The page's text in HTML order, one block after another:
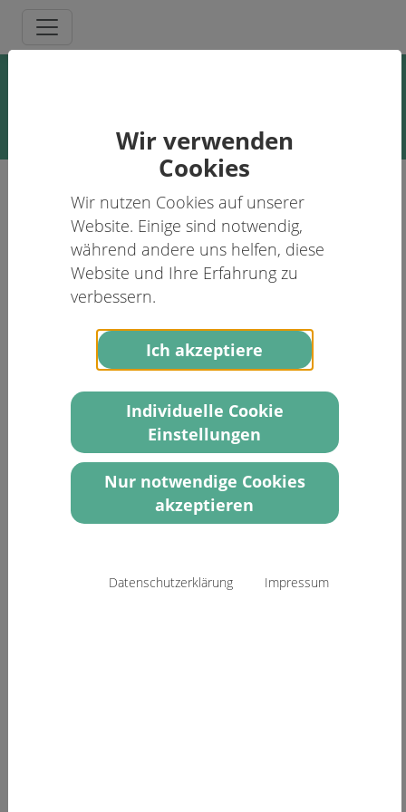
Wir verwenden
Cookies
Wir nutzen Cookies auf unserer
Website. Einige sind notwendig,
während andere uns helfen, diese
Website und Ihre Erfahrung zu
verbessern.
Ich akzeptiere
Individuelle Cookie
Einstellungen
Nur notwendige Cookies
akzeptieren
Datenschutzerklärung Impressum